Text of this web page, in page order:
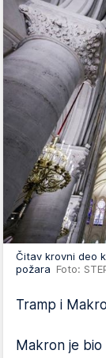
Čitav krovni deo
požara Foto:
Tramp i
Makron je